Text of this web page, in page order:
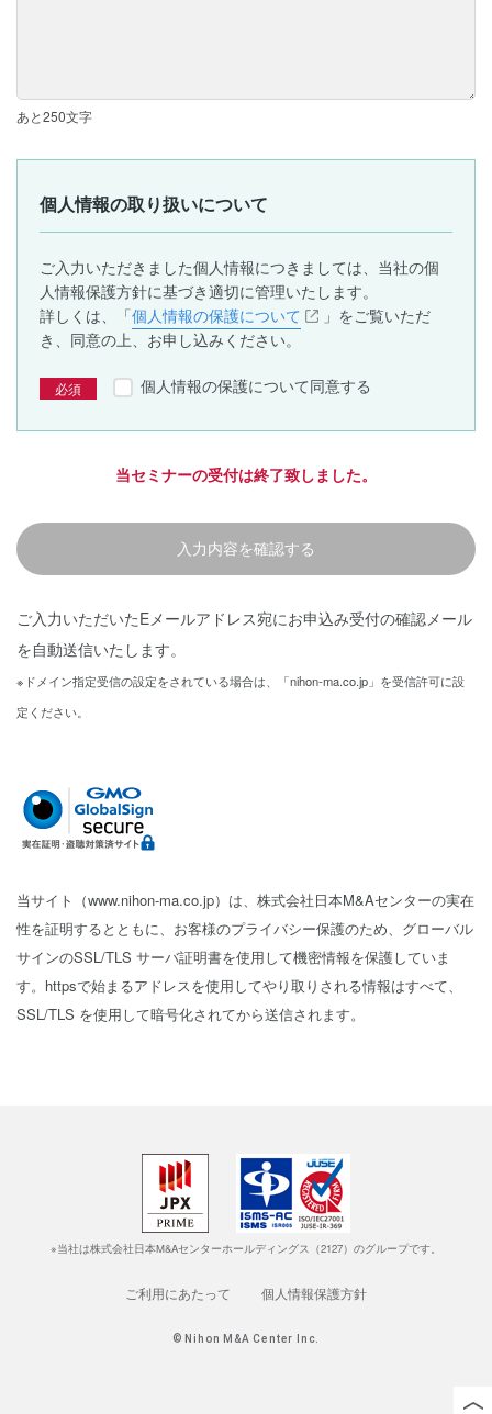
あと250文字
個人情報の取り扱いについて
ご入力いただきました個人情報につきましては、当社の個
人情報保護方針に基づき適切に管理いたします。
詳しくは、「個人情報の保護について
」をご覧いただ
き、同意の上、お申し込みください。
個人情報の保護について同意する
当セミナーの受付は終了致しました。
入力内容を確認する
ご入力いただいたEメールアドレス宛にお申込み受付の確認メール
を自動送信いたします。
※ドメイン指定受信の設定をされている場合は、「nihon-ma.co.jp」を受信許可に設
定ください。
当サイト（www.nihon-ma.co.jp）は、株式会社日本M&Aセンターの実在
性を証明するとともに、お客様のプライバシー保護のため、グローバル
サインのSSL/TLS サーバ証明書を使用して機密情報を保護していま
す。httpsで始まるアドレスを使用してやり取りされる情報はすべて、
SSL/TLS を使用して暗号化されてから送信されます。
※当社は株式会社日本M&Aセンターホールディングス（2127）のグループです。
ご利用にあたって 個人情報保護方針
© Nihon M&A Center Inc.